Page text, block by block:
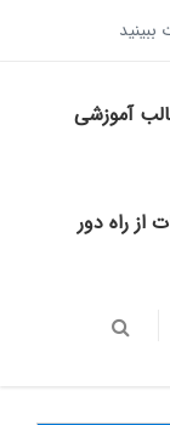
ببینید
آموزشی
از راه دور